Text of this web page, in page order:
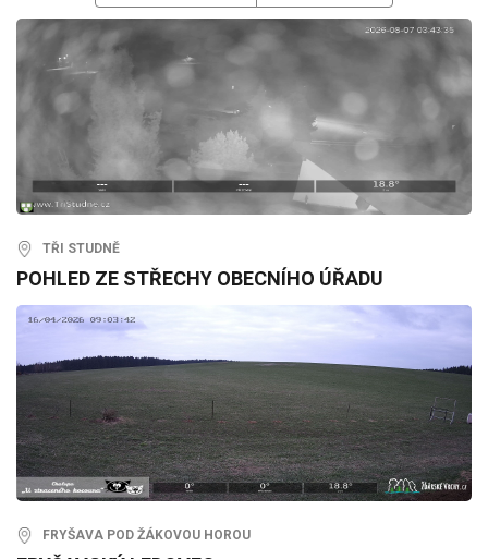
TŘI STUDNĚ
POHLED ZE STŘECHY OBECNÍHO ÚŘADU
FRYŠAVA POD ŽÁKOVOU HOROU